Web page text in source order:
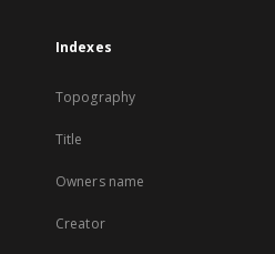
Indexes
Topography
Title
Owners name
Creator